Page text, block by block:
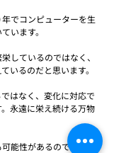
でコンピューターを生
います。
しているのではなく、
いるのだと思います。
はなく、変化に対応で
永遠に栄え続ける万物
能性があるのです。